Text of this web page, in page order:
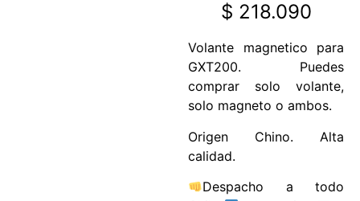
$ 218.090
Volante magnetico para
GXT200. Puedes
comprar solo volante,
solo magneto o ambos.
Origen Chino. Alta
calidad.
Despacho a todo